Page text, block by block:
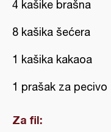
4 kašike brašna
8 kašika šećera
1 kašika kakaoa
1 prašak za pecivo
Za fil: